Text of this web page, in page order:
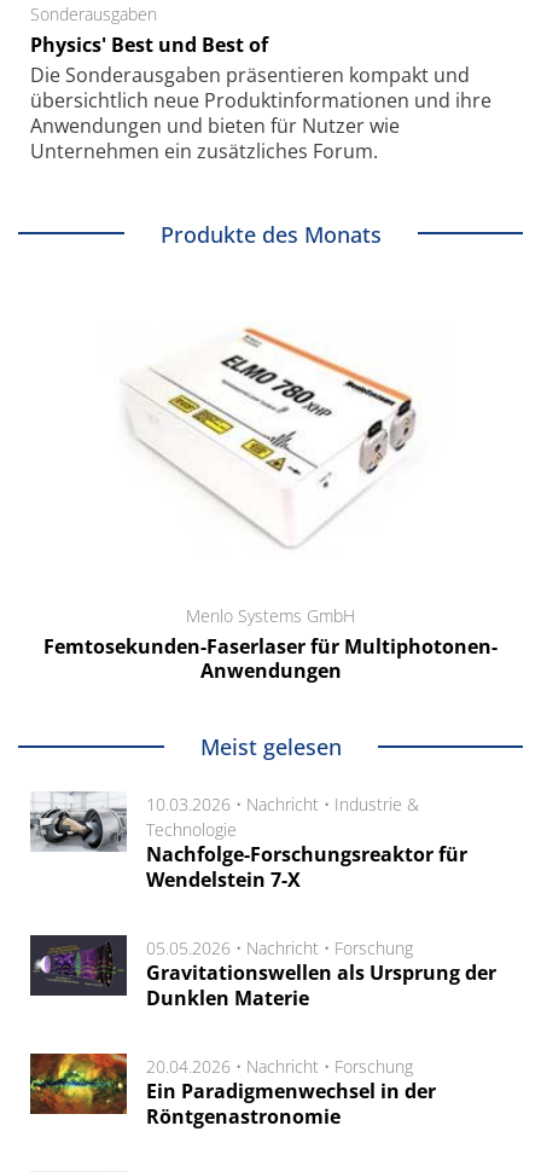
Sonderausgaben
Physics' Best und Best of
Die Sonder­ausgaben präsentieren kompakt und
übersichtlich neue Produkt­informationen und ihre
Anwendungen und bieten für Nutzer wie
Unternehmen ein zusätzliches Forum.
Produkte des Monats
Menlo Systems GmbH
Femtosekunden-Faserlaser für Multiphotonen-
Anwendungen
Meist gelesen
10.03.2026 • Nachricht • Industrie &
Technologie
Nachfolge-Forschungsreaktor für
Wendelstein 7-X
05.05.2026 • Nachricht • Forschung
Gravitationswellen als Ursprung der
Dunklen Materie
20.04.2026 • Nachricht • Forschung
Ein Paradigmenwechsel in der
Röntgenastronomie